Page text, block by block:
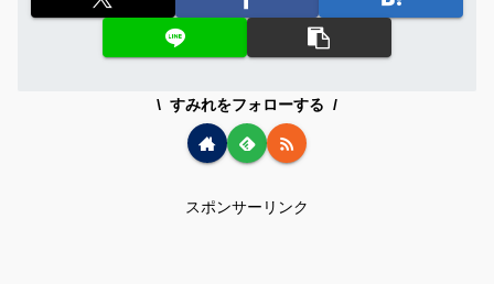
すみれをフォローする
スポンサーリンク